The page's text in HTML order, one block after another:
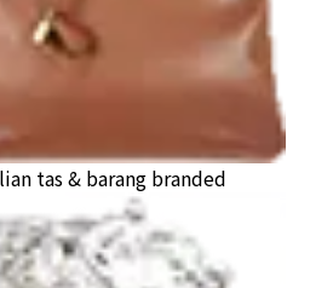
tas & barang branded